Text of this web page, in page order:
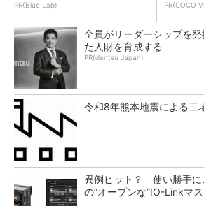
PR(Blue Lab) PR(COCO
全員がリーダーシップを
た人財を育成する
PR(dentsu Japan)
令和8年熊本地震による工
異例ヒット？ 使い勝手に
の“オープンな”IO-Linkマ